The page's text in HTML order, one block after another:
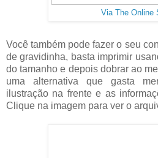
Via The Online
Você também pode fazer o seu
de gravidinha, basta imprimir
do tamanho e depois dobrar ao
uma alternativa que gasta
ilustração na frente e as
Clique na imagem para ver o